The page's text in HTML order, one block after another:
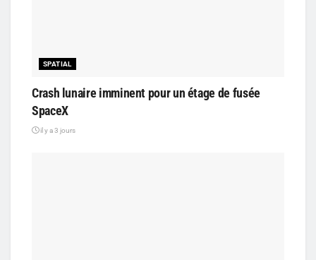
SPATIAL
Crash lunaire imminent pour un étage de fusée
SpaceX
il y a 3 jours